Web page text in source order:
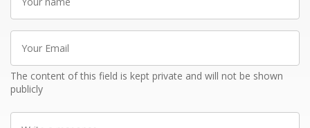
name
Your
Email
The content of this field is kept private and will not be shown
publicly
Write